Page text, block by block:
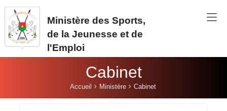
Aller au contenu principal
Ministère des Sports,
de la Jeunesse et de
l'Emploi
Cabinet
Accueil Ministère Cabinet